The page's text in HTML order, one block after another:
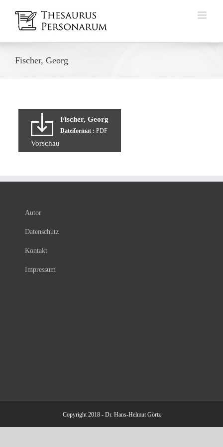
Inhalt
springen
Fischer, Georg
Fischer, Georg
Dateiformat : PDF
Vorschau
Autor
Datenschutz
Kontakt
Impressum
Copyright 2018 - Dr. Hans-Helmut Görtz